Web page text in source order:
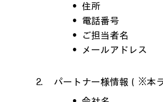
住所
電話番号
ご担当者名
メールアドレス
パートナー様情報（※本